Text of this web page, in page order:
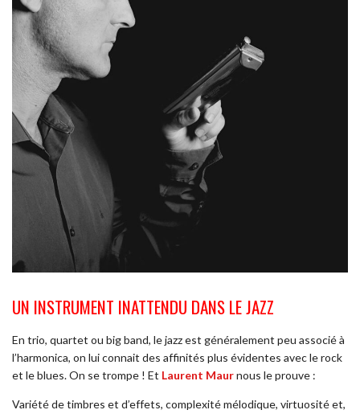
UN INSTRUMENT INATTENDU DANS LE JAZZ
En trio, quartet ou big band, le jazz est généralement peu associé à
l’harmonica, on lui connait des affinités plus évidentes avec le rock
et le blues. On se trompe ! Et Laurent Maurnous le prouve :
Variété de timbres et d’effets, complexité mélodique, virtuosité et,